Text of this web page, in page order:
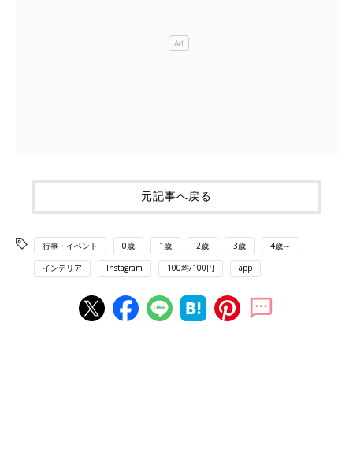
元記事へ戻る
行事・イベント 0歳 1歳 2歳 3歳 4歳～
インテリア Instagram 100均/100円 app